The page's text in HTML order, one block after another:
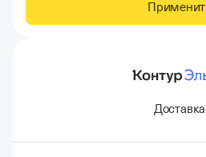
Доставка